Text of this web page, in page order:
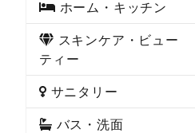
ホーム・キッチン
スキンケア・ビュー
ティー
サニタリー
バス・洗面